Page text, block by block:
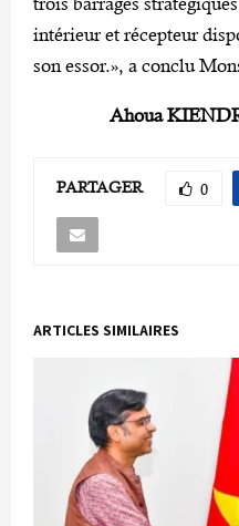
intérieur et récepteur
son essor.», a conclu
Ahoua
PARTAGER 0
ARTICLES SIMILAIRES